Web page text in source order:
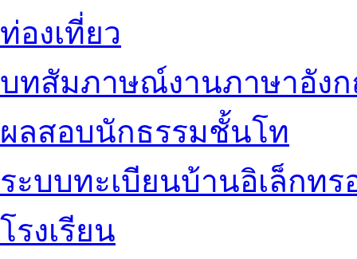
ท่องเที่ยว
บทสัมภาษณ์งานภาษาอัง
ผลสอบนักธรรมชั้นโท
ระบบทะเบียนบ้านอิเล็กท
โรงเรียน